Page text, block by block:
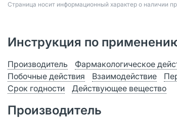
Страница носит информационный характер о наличии
Инструкция по
Производитель Фармакологическое
Побочные действия
Взаимодействие
Срок годности
Действующее вещество
Производитель